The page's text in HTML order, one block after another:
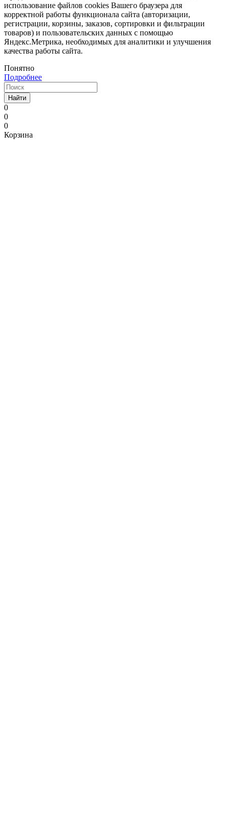
использование файлов cookies Вашего браузера для
корректной работы функционала сайта (авторизации,
регистрации, корзины, заказов, сортировки и фильтрации
товаров) и пользовательских данных с помощью
Яндекс.Метрика, необходимых для аналитики и улучшения
качества работы сайта.
Понятно
Подробнее
Найти
0
0
0
Корзина